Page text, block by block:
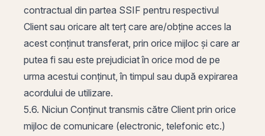
contractual din partea SSIF pentru respectivul
Client sau oricare alt terț care are/obține acces la
acest conținut transferat, prin orice mijloc și care ar
putea fi sau este prejudiciat în orice mod de pe
urma acestui conținut, în timpul sau după expirarea
acordului de utilizare.
5.6. Niciun Conținut transmis către Client prin orice
mijloc de comunicare (electronic, telefonic etc.)